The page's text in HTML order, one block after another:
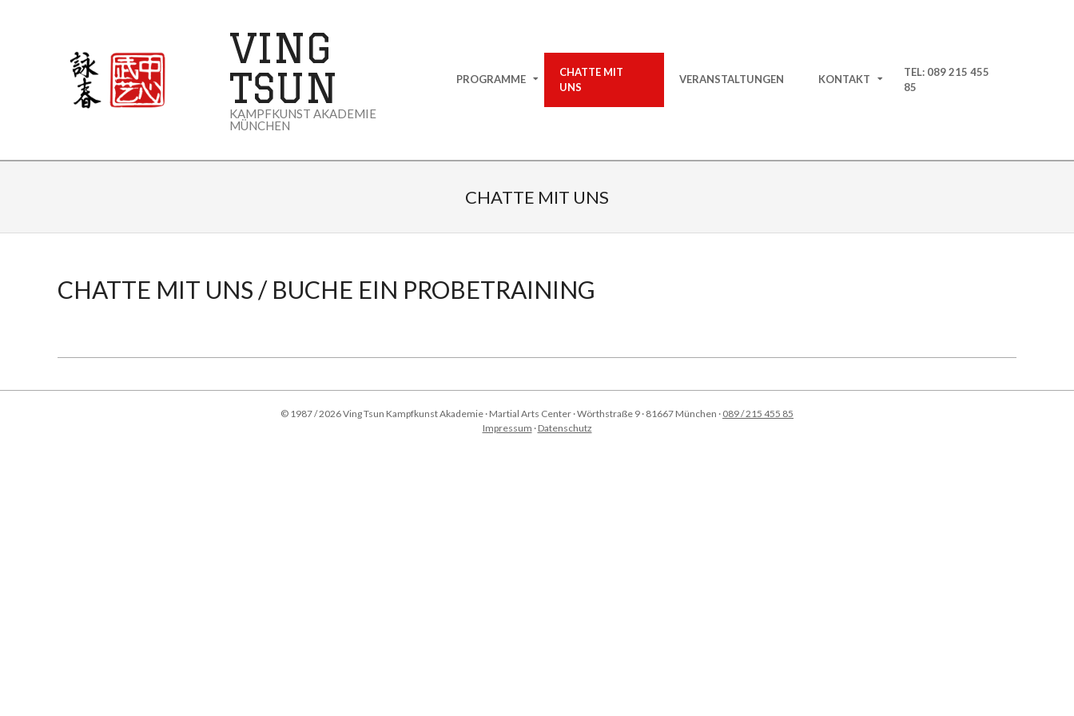
VING
TSUN
KAMPFKUNST AKADEMIE
MÜNCHEN
Navigation
PROGRAMME
CHATTE MIT
UNS
VERANSTALTUNGEN KONTAKT
TEL: 089 215 455
85
CHATTE MIT UNS
CHATTE MIT UNS / BUCHE EIN PROBETRAINING
08-
© 1987 / 2026 Ving Tsun Kampfkunst Akademie · Martial Arts Center · Wörthstraße 9 · 81667 München · 089 / 215 455 85
Impressum · Datenschutz